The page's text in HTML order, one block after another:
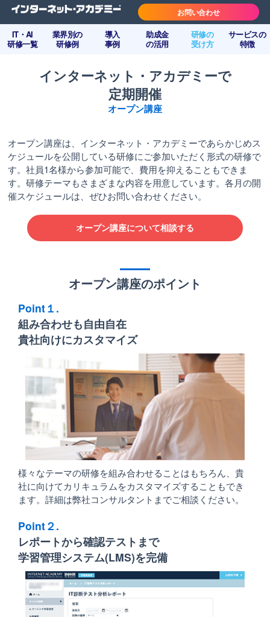
IT・AI
研修一覧
業界別の
研修例
導入
事例
助成金
の活用
研修の
受け方
サービスの
特徴
お問い合わせ
インターネット・アカデミーで
定期開催
オープン講座
オープン講座は、インターネット・アカデミーであらかじめス
ケジュールを公開している研修にご参加いただく形式の研修で
す。社員1名様から参加可能で、費用を抑えることもできま
す。研修テーマもさまざまな内容を用意しています。各月の開
催スケジュールは、ぜひお問い合わせください。
オープン講座について相談する
オープン講座のポイント
Point１.
組み合わせも自由自在
貴社向けにカスタマイズ
様々なテーマの研修を組み合わせることはもちろん、貴
社に向けてカリキュラムをカスタマイズすることもでき
ます。詳細は弊社コンサルタントまでご相談ください。
Point２.
レポートから確認テストまで
学習管理システム(LMS)を完備